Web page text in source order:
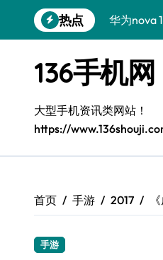
到
热点
华为nova
iPhone
华为
真我GT8
三星W26
极简之选
136手机网
大型手机资讯类网站！
https://
首页 手游 2017
手游